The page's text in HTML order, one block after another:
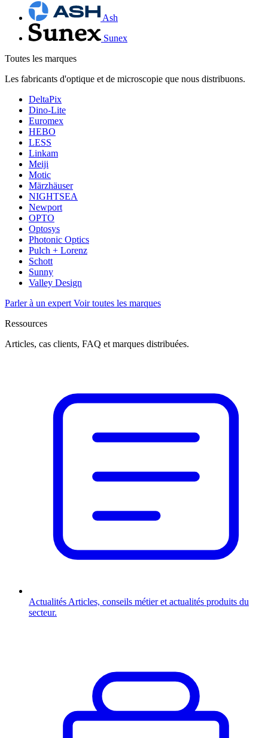
Ash
Sunex
Toutes les marques
Les fabricants d'optique et de microscopie que nous distribuons.
DeltaPix
Dino-Lite
Euromex
HEBO
LESS
Linkam
Meiji
Motic
Märzhäuser
NIGHTSEA
Newport
OPTO
Optosys
Photonic Optics
Pulch + Lorenz
Schott
Sunny
Valley Design
Parler à un expert Voir toutes les marques
Ressources
Articles, cas clients, FAQ et marques distribuées.
Actualités Articles, conseils métier et actualités produits du
secteur.